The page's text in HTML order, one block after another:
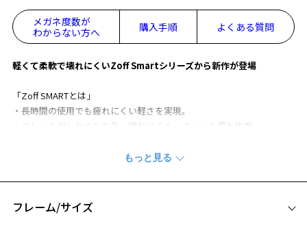
メガネ度数が
わからない方へ
購入手順 よくある質問
軽くて柔軟で壊れにくいZoff Smartシリーズから新作が登場
「Zoff SMARTとは」
・長時間の使用でも疲れにくい軽さを実現。
・フレームがしなやかな為、壊れにくく、フィット感も抜群。
・肌に優しく跡がつきにくいシリコンパッドが標準装備。
スライド可能なシリコン鼻PAD（万が一破損しても交換可能）を採用
し
接地面が広くなったことでフィット感が向上、鼻に跡もつきにくくな
フレーム/サイズ